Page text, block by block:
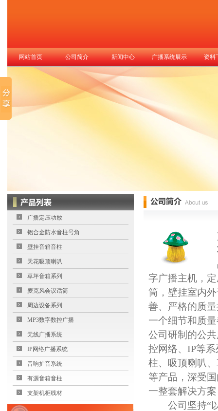
网站首页 公司简介 新闻中心 广播系统展示 资料
广播定压功放
铝合金防水音柱号角
壁挂音箱音柱
天花吸顶喇叭
草坪音箱系列
麦克风会议话筒
周边设备系列
MP3数字数控广播
无线广播系统
IP网络广播系统
音响扩音系统
有源音箱音柱
支架机柜线材
字广播主机，
筒，壁挂室内
善、严格的质
一个细节和质
公司研制的公
控网络、IP等
柱、吸顶喇叭
等产品，深受
一整套解决方
公司坚持“以